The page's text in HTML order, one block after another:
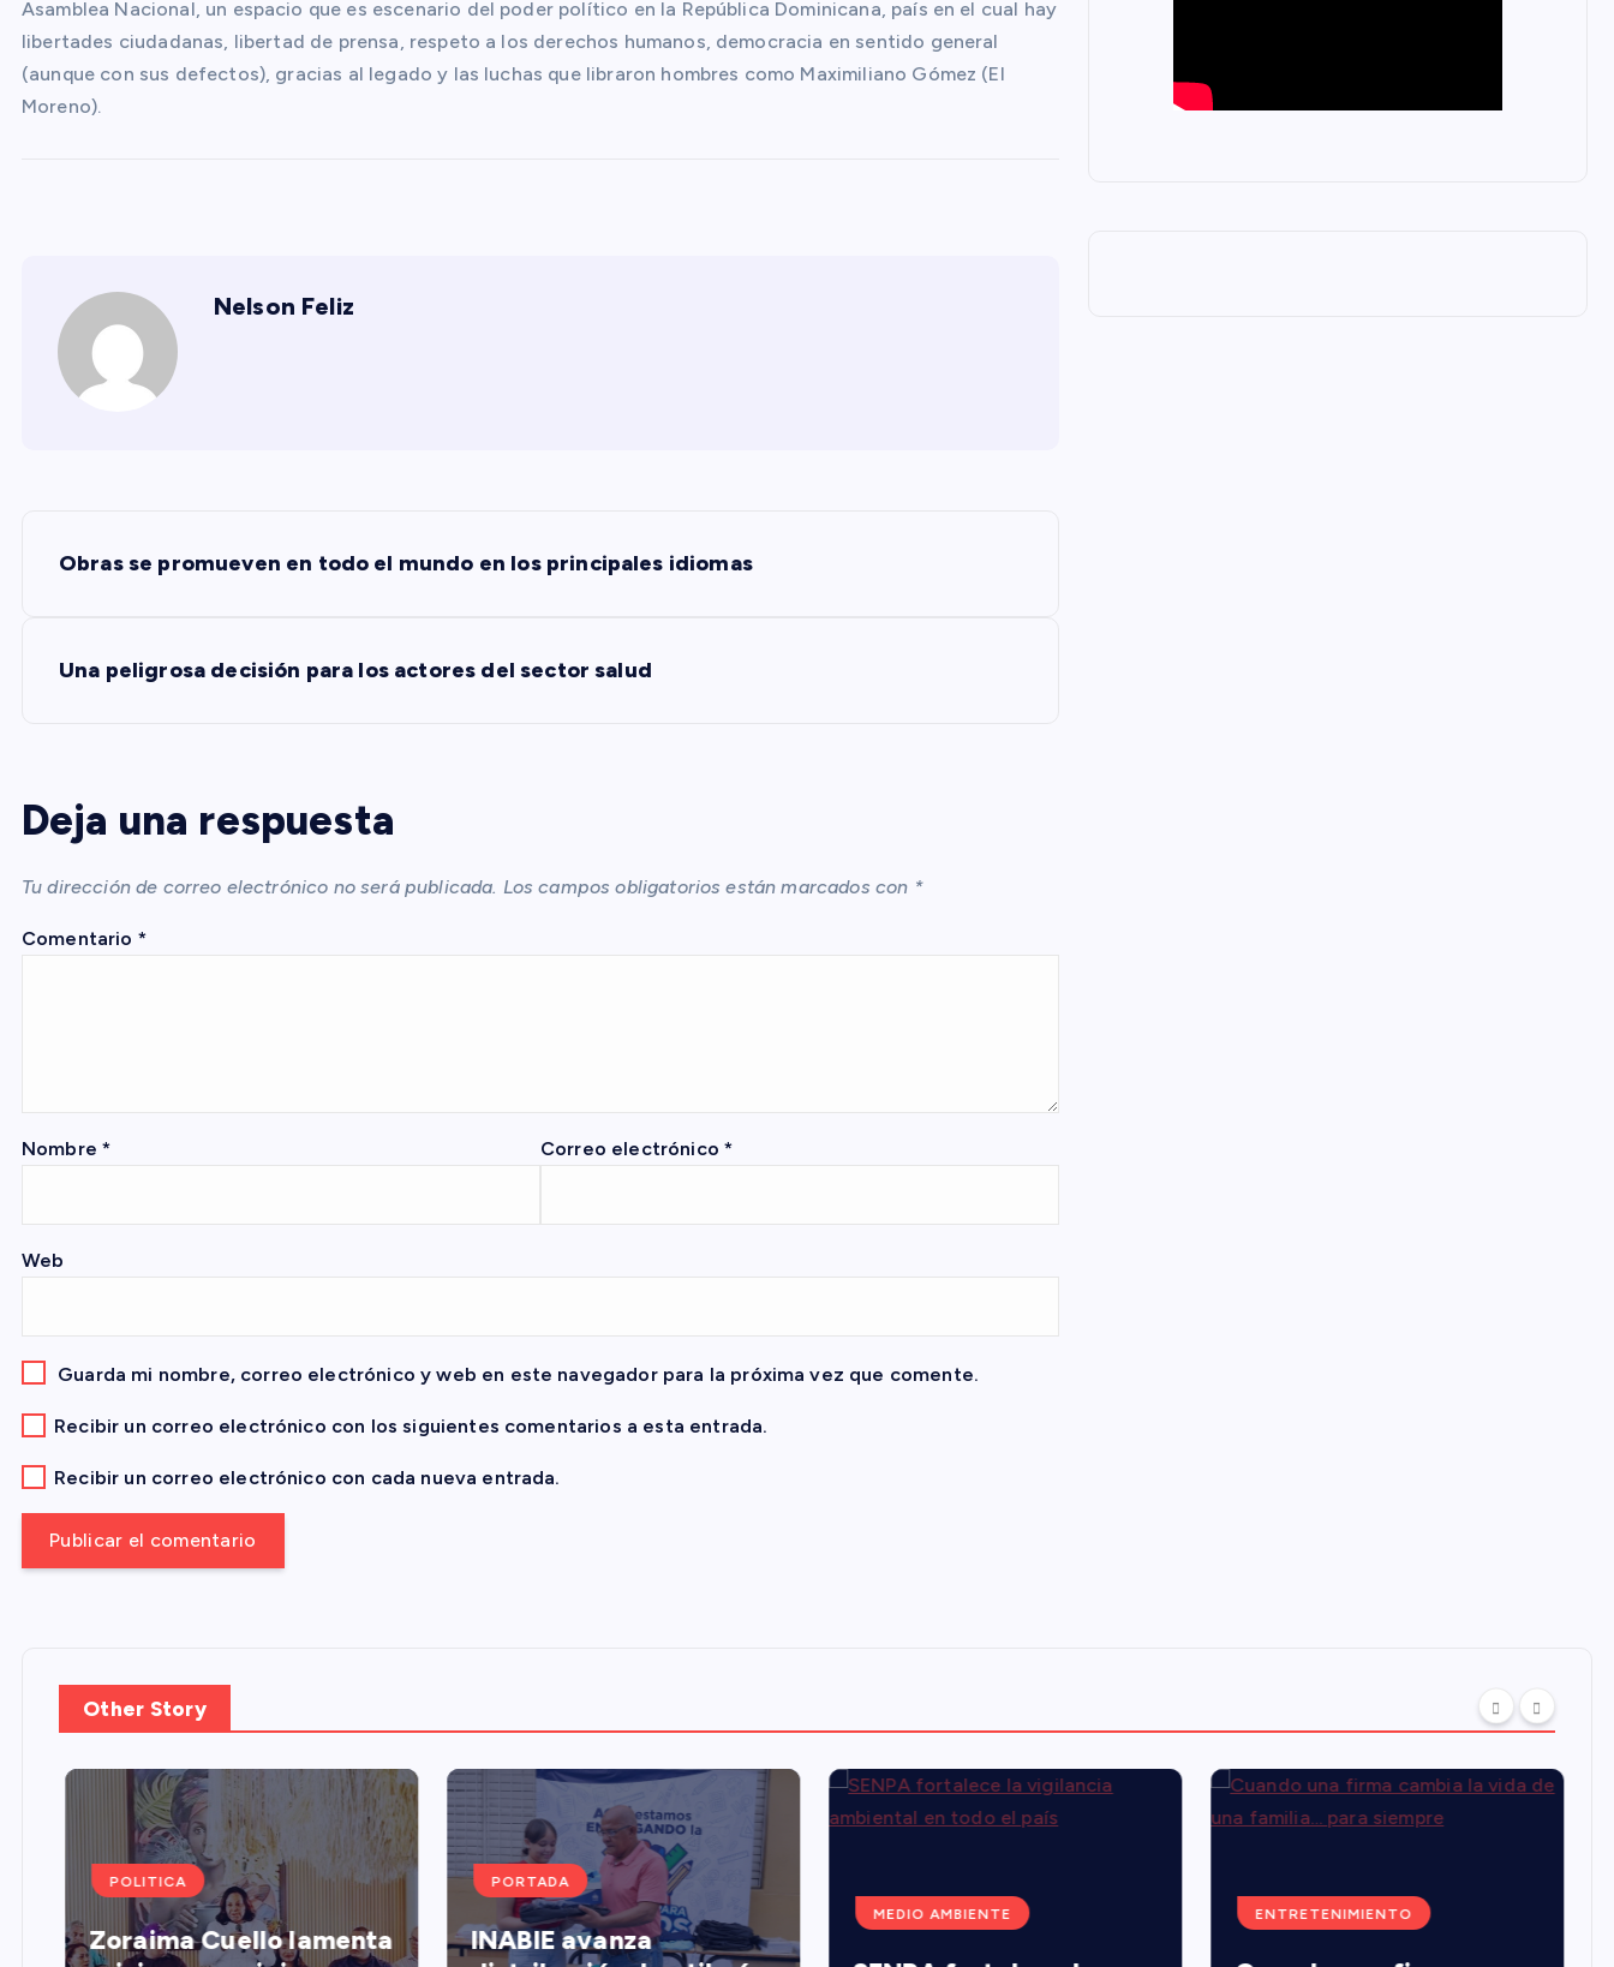
Asamblea Nacional, un espacio que es escenario del poder político en la República Dominicana, país en el cual hay
libertades ciudadanas, libertad de prensa, respeto a los derechos humanos, democracia en sentido general
(aunque con sus defectos), gracias al legado y las luchas que libraron hombres como Maximiliano Gómez (El
Moreno).
Nelson Feliz
N
g
a
c
n
e
e
n
t
r
Obras se promueven en todo el mundo en los principales idiomas
Una peligrosa decisión para los actores del sector salud
Deja una respuesta
Tu dirección de correo electrónico no será publicada. Los campos obligatorios están marcados con *
Comentario *
Nombre* Correo electrónico*
Web
Guarda mi nombre, correo electrónico y web en este navegador para la próxima vez que comente.
Recibir un correo electrónico con los siguientes comentarios a esta entrada.
Recibir un correo electrónico con cada nueva entrada.
Other Story
POLITICA
Zoraima Cuello lamenta
PORTADA
INABIE avanza
MEDIO AMBIENTE ENTRETENIMIENTO